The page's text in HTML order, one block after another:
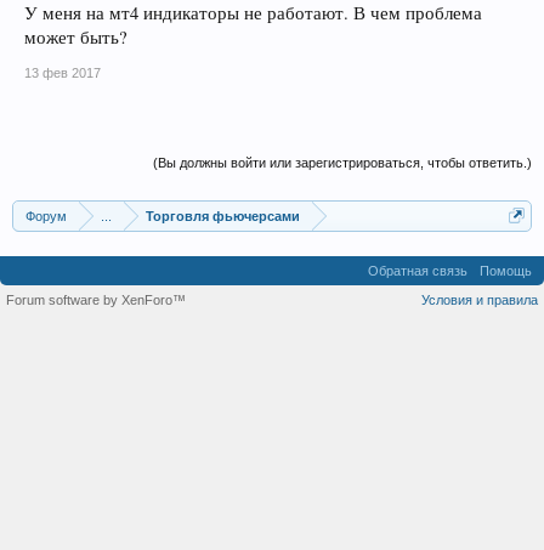
У меня на мт4 индикаторы не работают. В чем проблема
может быть?
13 фев 2017
(Вы должны войти или зарегистрироваться, чтобы ответить.)
Форум Торговля фьючерсами
Обратная связь
Помощь
Условия и правила
Forum software by XenForo™